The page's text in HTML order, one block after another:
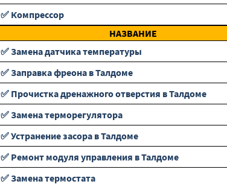
✅ Компрессор
НАЗВАНИЕ
✅ Замена датчика температуры
✅ Заправка фреона в Талдоме
✅ Прочистка дренажного отверстия в Талдоме
✅ Замена терморегулятора
✅ Устранение засора в Талдоме
✅ Ремонт модуля управления в Талдоме
✅ Замена термостата